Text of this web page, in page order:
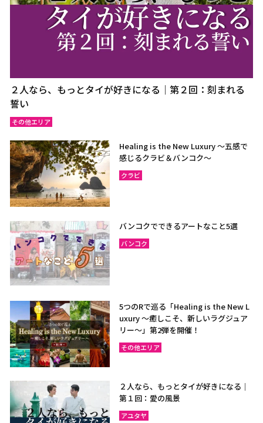
２人なら、もっとタイが好きになる｜第２回：刻まれる
誓い
その他エリア
Healing is the New Luxury ～五感で
感じるクラビ＆バンコク～
クラビ
バンコクでできるアートなこと5選
バンコク
5つのRで巡る「Healing is the New L
uxury ～癒しこそ、新しいラグジュア
リー〜」第2弾を開催！
その他エリア
２人なら、もっとタイが好きになる｜
第１回：愛の風景
アユタヤ